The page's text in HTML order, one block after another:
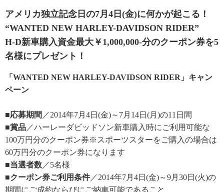
アメリカ独立記念日の7月4日(金)に何かが起こる！
“WANTED NEW HARLEY-DAVIDSON RIDER”
H-D新車購入資金最大￥1,000,000-分のクーポン券を5
名様にプレゼント！
「WANTED NEW HARLEY-DAVIDSON RIDER」キャン
ペーン
■応募期間 ／2014年7月4日(金)～7月14日(月)の11日間
■賞品 ／ハーレーダビッドソン新車購入時にご利用可能な
100万円分のクーポン券※スポーツスターをご購入の場合は
60万円分のクーポン券になります
■当選者数 ／5名様
■クーポン券ご利用条件／2014年7月4日(金)～9月30日(火)の
期間にご成約ならびにご納車可能であること